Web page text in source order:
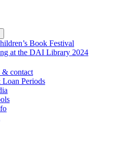
submenu Book Festival
at the DAI Library 2024
& contact
Periods